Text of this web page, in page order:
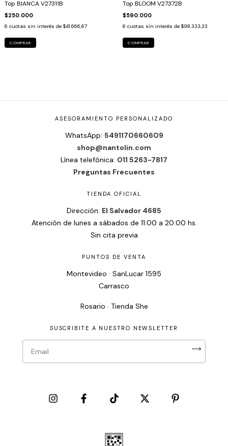
Top BIANCA V27311B
$250.000
6 cuotas sin interés de $41.666,67
COMPRAR
Top BLOOM V27372B
$590.000
6 cuotas sin interés de $98.333,33
COMPRAR
ASESORAMIENTO PERSONALIZADO
WhatsApp: 5491170660609
shop@nantolin.com
Línea telefónica: 011 5263-7817
Preguntas Frecuentes
TIENDA OFICIAL
Dirección: El Salvador 4685
Atención de lunes a sábados de 11:00 a 20:00 hs.
Sin cita previa
PUNTOS DE VENTA
Montevideo · SanLucar 1595
Carrasco
Rosario · Tienda She
SUSCRIBITE A NUESTRO NEWSLETTER